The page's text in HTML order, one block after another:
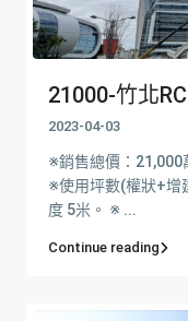
21000-竹北
2023-04-03
※銷售總價：21,000
※使用坪數(權狀+增
度 5米。 ※ ...
Continue reading